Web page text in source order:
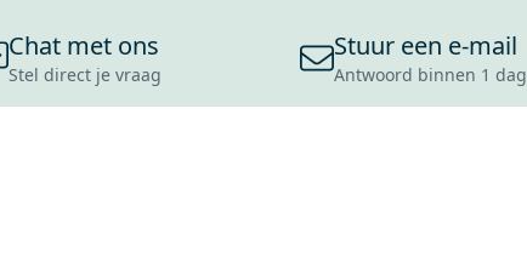
Chat met ons
Stel direct je vraag
Stuur een e-mail
Antwoord binnen 1 dag